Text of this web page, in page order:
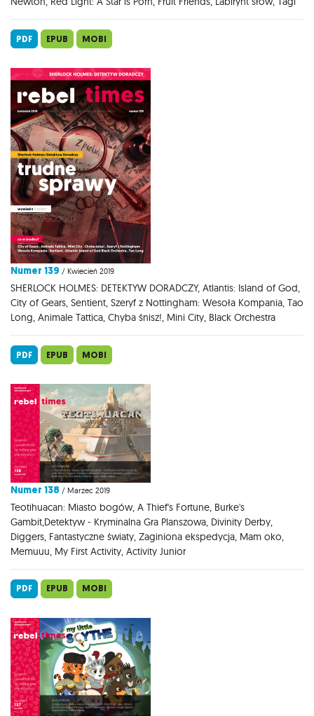
PDF EPUB MOBI
Numer 139 / Kwiecień 2019
SHERLOCK HOLMES: DETEKTYW DORADCZY, Atlantis: Island of God,
City of Gears, Sentient, Szeryf z Nottingham: Wesoła Kompania, Tao
Long, Animale Tattica, Chyba śnisz!, Mini City, Black Orchestra
PDF EPUB MOBI
Numer 138 / Marzec 2019
Teotihuacan: Miasto bogów, A Thief's Fortune, Burke's
Gambit,Detektyw - Kryminalna Gra Planszowa, Divinity Derby,
Diggers, Fantastyczne światy, Zaginiona ekspedycja, Mam oko,
Memuuu, My First Activity, Activity Junior
PDF EPUB MOBI